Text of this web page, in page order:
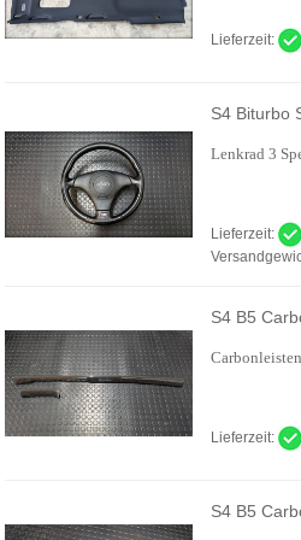
Lieferzeit:
S4 Biturbo
Lenkrad 3
Lieferzeit:
S4 B5
Lieferzeit:
S4 B5